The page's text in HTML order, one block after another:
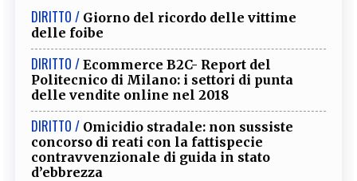
FILODIRITTO REDAZIONE COMITATO SCIENTIFICO AUTORI CURATORI
FOTOGRAFI
EXTRA
CODICI RUBRICHE LIBRI PROCEEDINGS PUBBLICITÀ
SOCIAL MEDIA
DIRITTO / Giorno del ricordo delle vittime
delle foibe
DIRITTO / Ecommerce B2C- Report del
Politecnico di Milano: i settori di punta
delle vendite online nel 2018
DIRITTO / Omicidio stradale: non sussiste
concorso di reati con la fattispecie
contravvenzionale di guida in stato
d’ebbrezza